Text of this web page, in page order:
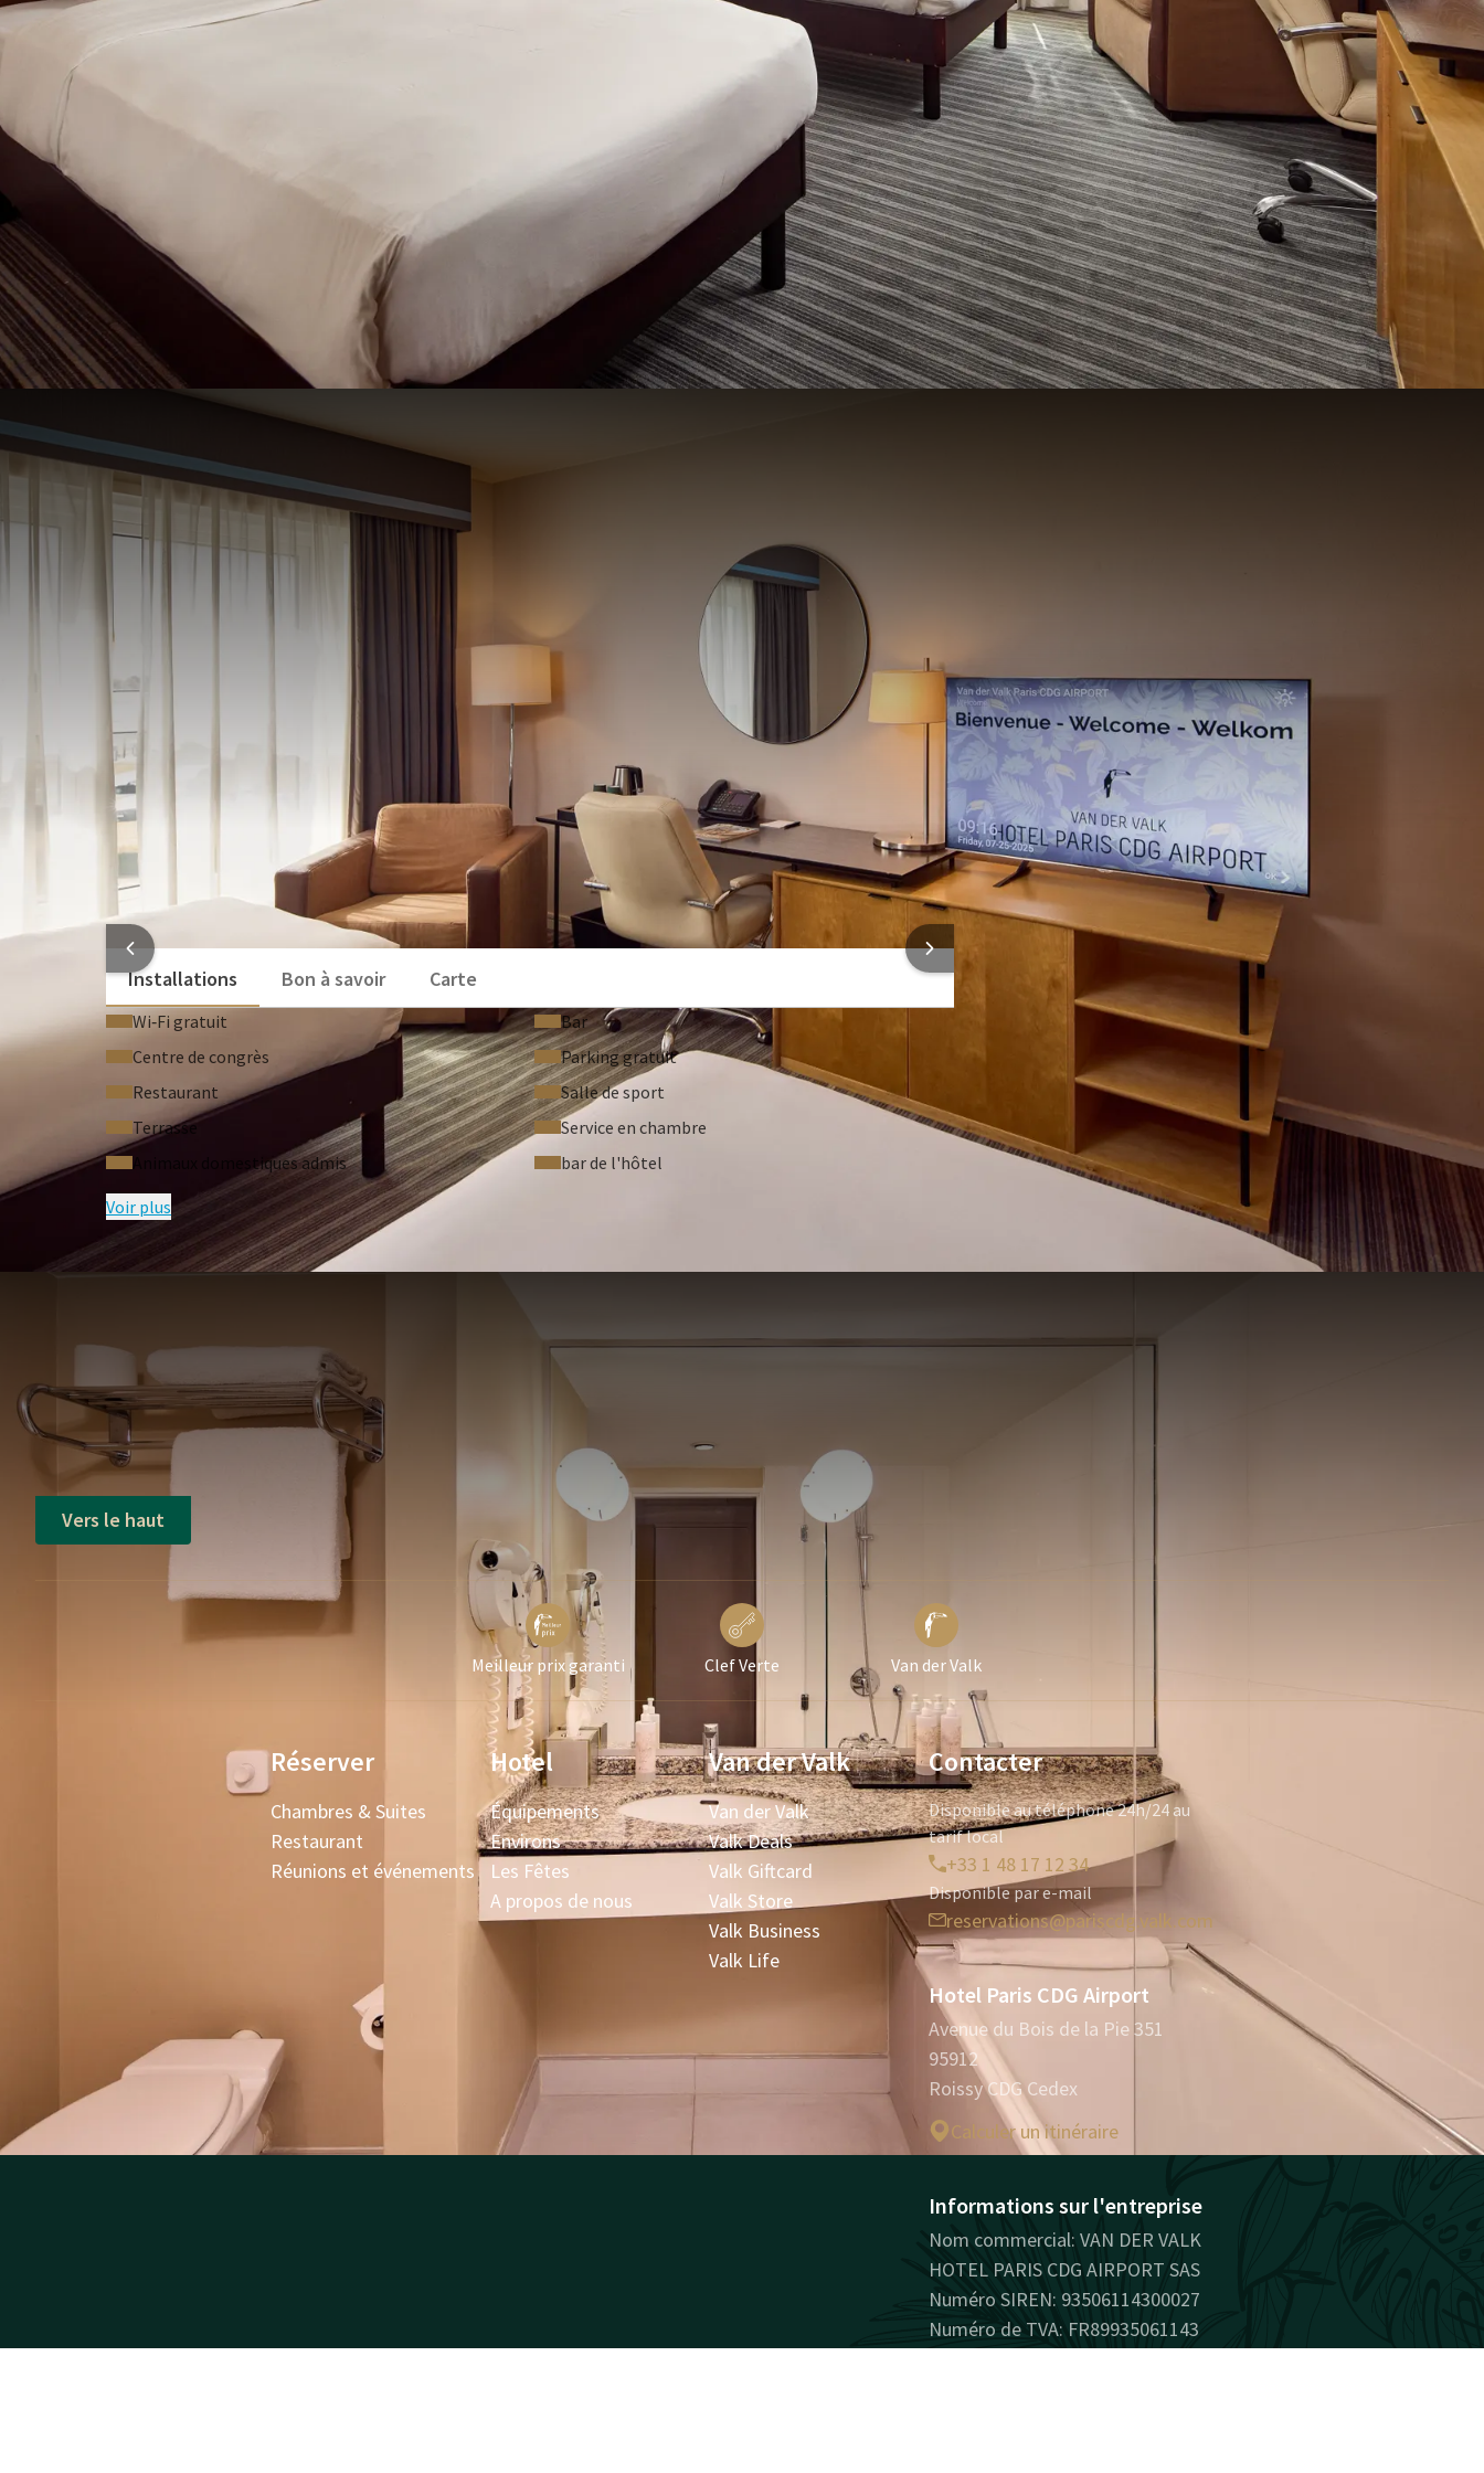
Chambre Standard Twin
CHAMBRES STANDARD
27m²
Lits jumeaux
Avec une superficie généreuse de 27 m², nos chambres Standard Twin vous offrent un espace confortable et
fonctionnel, idéal pour vos séjours à proximité de l’aéroport.
Équipées de deux lits Simples séparés de 90/200, elles disposent également d’une télévision à écran plat, d’un
mini-frigo individuel et d’un plateau de courtoisie.
La salle de bain comprend une baignoire, ainsi que des produits d’accueil Van der Valk.
Un hébergement pratique et spacieux, parfait pour une escale reposante avant ou après votre vol.
CHAMBRE INSTALLATIONS
Lits jumeaux
Douche
Toilettes
Sèche-cheveux
Baignoire et/ou douche
Équipements pour préparer du café et du thé
Télévision
Voir plus
INFORMATIONS SUR L'HÔTEL
Installations
Bon à savoir Carte
Wi‑Fi gratuit
Bar
Centre de congrès
Parking gratuit
Restaurant
Salle de sport
Terrasse
Service en chambre
Animaux domestiques admis
bar de l'hôtel
Voir plus
Vers le haut
Meilleur prix garanti Clef Verte Van der Valk
Réserver
Chambres & Suites
Restaurant
Réunions et événements
Hotel
Équipements
Environs
Les Fêtes
A propos de nous
Van der Valk
Van der Valk
Valk Deals
Valk Giftcard
Valk Store
Valk Business
Valk Life
Contacter
Disponible au téléphone 24h/24 au
tarif local
+33 1 48 17 12 34
Disponible par e-mail
reservations@pariscdg.valk.com
Hotel Paris CDG Airport
Avenue du Bois de la Pie 351
95912
Roissy CDG Cedex
Calculer un itinéraire
Informations sur l'entreprise
Nom commercial: VAN DER VALK
HOTEL PARIS CDG AIRPORT SAS
Numéro SIREN: 93506114300027
Numéro de TVA: FR89935061143